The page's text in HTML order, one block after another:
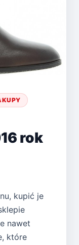
rok
kupić je
nawet
które